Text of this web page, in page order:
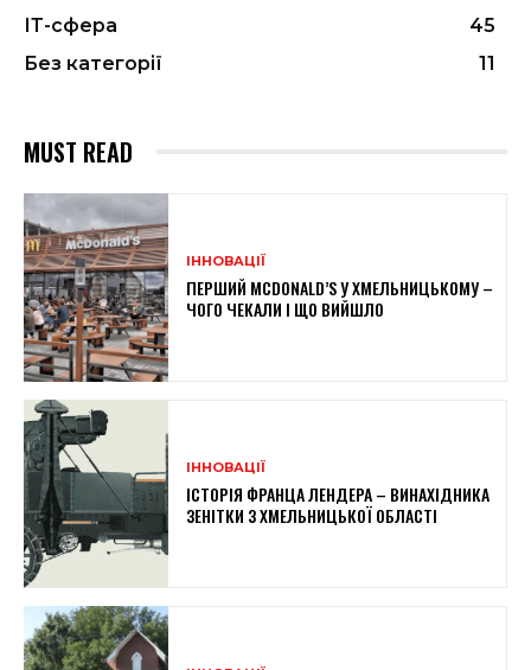
ІТ-сфера
45
Без категорії
11
MUST READ
ІННОВАЦІЇ
ПЕРШИЙ MCDONALD’S У ХМЕЛЬНИЦЬКОМУ –
ЧОГО ЧЕКАЛИ І ЩО ВИЙШЛО
ІННОВАЦІЇ
ІСТОРІЯ ФРАНЦА ЛЕНДЕРА – ВИНАХІДНИКА
ЗЕНІТКИ З ХМЕЛЬНИЦЬКОЇ ОБЛАСТІ